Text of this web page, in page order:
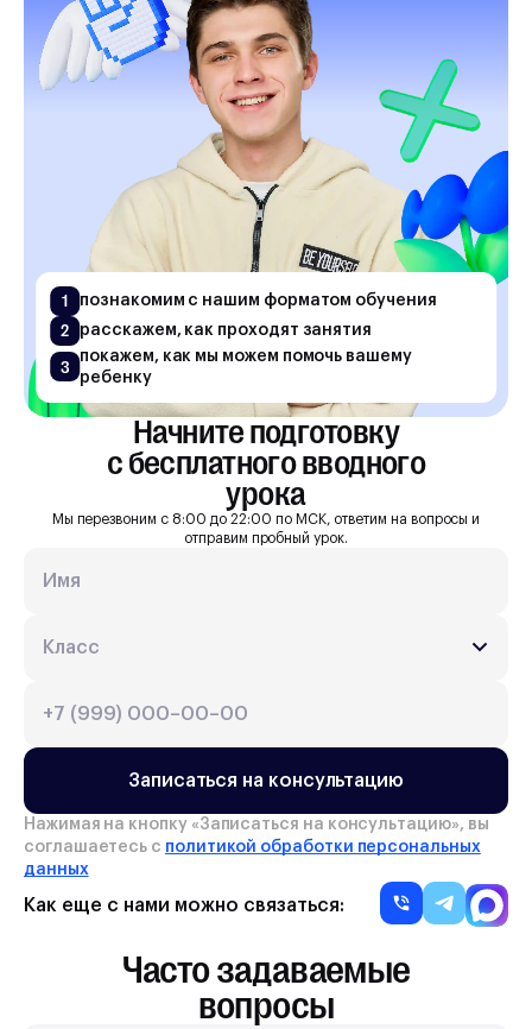
1 познакомим с нашим форматом обучения
2 расскажем, как проходят занятия
3
покажем, как мы можем помочь вашему
ребенку
Начните подготовку
с бесплатного вводного
урока
Мы перезвоним с 8:00 до 22:00 по МСК, ответим на вопросы и
отправим пробный урок.
Записаться на консультацию
Нажимая на кнопку «Записаться на консультацию», вы
соглашаетесь с политикой обработки персональных
данных
Как еще с нами можно связаться:
Часто задаваемые
вопросы